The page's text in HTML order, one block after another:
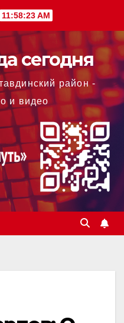
11:58:24 AM
сегодня
район -
и видео